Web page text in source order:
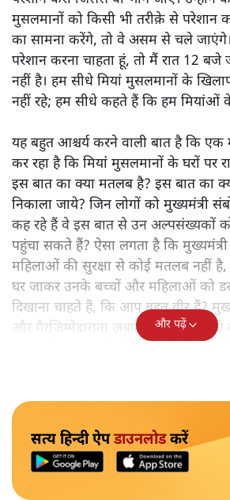
मुसलमानों को किसी भी तरीक़े से परेशान
का सामना करेंगे, तो वे असम से चले
परेशान करना चाहता हूं, तो मैं रात 12 बजे
नहीं है। हम सीधे मियां मुसलमानों के
नहीं रहे; हम सीधे कहते हैं कि हम मियांओं
यह बहुत आश्चर्य करने वाली बात है कि एक
कर रहा है कि मियांं मुसलमानों के घरों पर
इस बात का क्या मतलब है? इस बात का
निकाला जाये? जिन लोगों को मुख्यमंत्री
कह रहे हैं वे इस बात से उन अल्पसंख्यकों
पहुंचा सकते हैं? ऐसा लगता है कि
महिलाओं की सुरक्षा से कोई मतलब नहीं
घर जाकर उनके बच्चों और महिलाओं को
दिखाना चाहते हैं, कि आप बहुत वीर हैं?
और गैरजिम्मेदाराना ज़बान यहीं नहीं
और पढ़ें
सत्य हिन्दी ऐपडाउनलोडकरें